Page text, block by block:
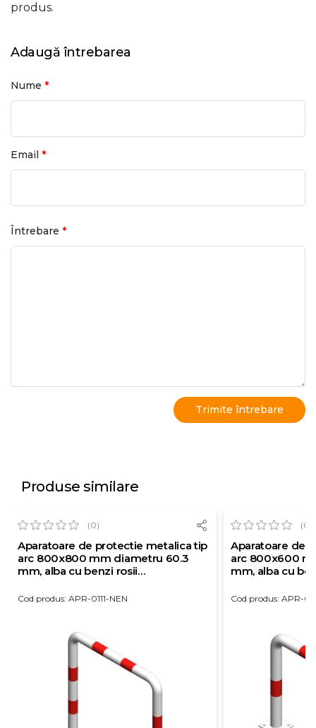
produs.
Adaugă întrebarea
Nume *
Email *
Întrebare *
Produse similare
(0)
Aparatoare de protectie metalica tip
arc 800x800 mm diametru 60.3
mm, alba cu benzi rosii
Cod produs: APR-0111-NEN
(0)
Aparatoare de
arc 800x600
mm, alba cu
Cod produs: APR-